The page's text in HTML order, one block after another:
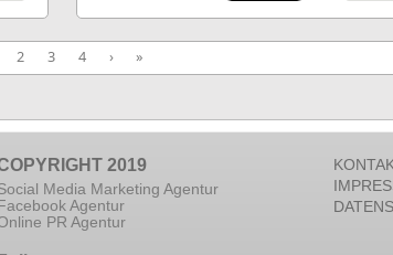
2 3 4 › »
2019
Media Marketing Agentur
Agentur
PR Agentur